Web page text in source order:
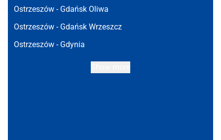
Ostrzeszów - Gdańsk Oliwa
Ostrzeszów - Gdańsk Wrzeszcz
Ostrzeszów - Gdynia